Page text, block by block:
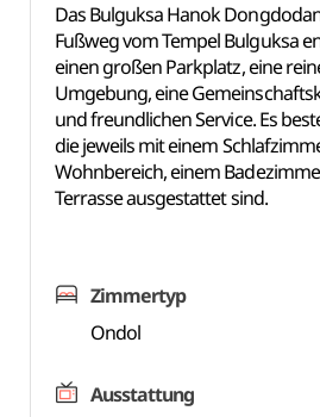
Das Bulguksa Hanok
Fußweg vom Tempel Bulguksa
einen großen Parkplatz, eine
Umgebung, eine
und freundlichen Service. Es
die jeweils mit einem
Wohnbereich, einem
Terrasse ausgestattet sind.
Zimmertyp
Ondol
Ausstattung